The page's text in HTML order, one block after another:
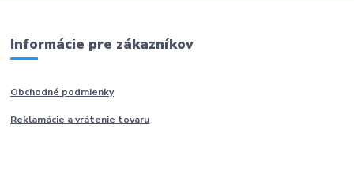
Informácie pre zákazníkov
Obchodné podmienky
Reklamácie a vrátenie tovaru